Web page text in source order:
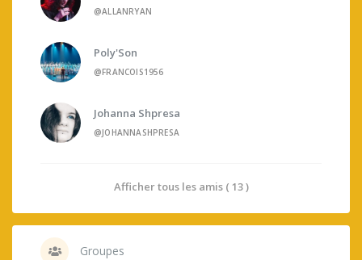
@ALLANRYAN
Poly'Son
@FRANCOIS1956
Johanna Shpresa
@JOHANNASHPRESA
Afficher tous les amis ( 13 )
Groupes